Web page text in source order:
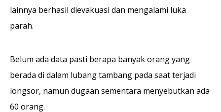
lainnya berhasil dievakuasi dan mengalami luka
parah.
Belum ada data pasti berapa banyak orang yang
berada di dalam lubang tambang pada saat terjadi
longsor, namun dugaan sementara menyebutkan ada
60 orang.